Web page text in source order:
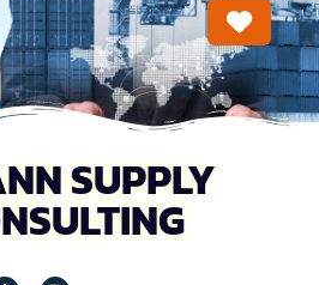
SUPPLY